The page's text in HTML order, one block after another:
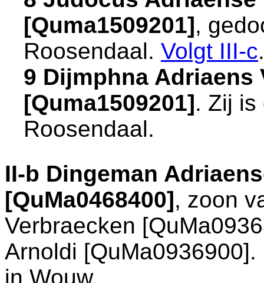
[Quma1509201],
Roosendaal. Volgt III-c.
9 Dijmphna Adriaens
[Quma1509201]. Zij is
Roosendaal.
II-b Dingeman
[QuMa0468400], zoon
Verbraecken
Arnoldi
in Wouw.